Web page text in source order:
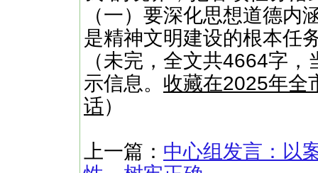
（一）要深化思想道德内
是精神文明建设的根本
（未完，全文共4664字
示信息。 收藏在2025年全
话）
上一篇： 中心组发言：以